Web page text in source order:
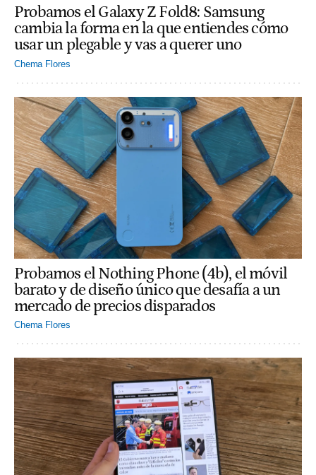
Probamos el Galaxy Z Fold8: Samsung
cambia la forma en la que entiendes cómo
usar un plegable y vas a querer uno
Chema Flores
Probamos el Nothing Phone (4b), el móvil
barato y de diseño único que desafía a un
mercado de precios disparados
Chema Flores